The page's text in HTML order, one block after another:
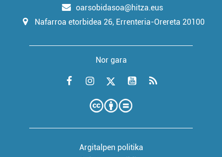
oarsobidasoa@hitza.eus
Nafarroa etorbidea 26, Errenteria-Orereta 20100
Nor gara
Argitalpen politika